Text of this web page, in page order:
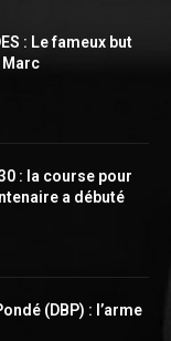
: Le fameux but
Marc
: la course pour
a débuté
(DBP) : l’arme